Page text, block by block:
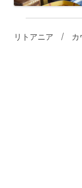
リトアニア / カ